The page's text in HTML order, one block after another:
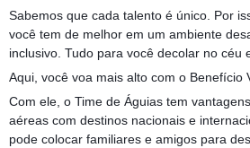
Sabemos que cada talento é único. Por
você tem de melhor em um ambiente
inclusivo. Tudo para você decolar no céu
Aqui, você voa mais alto com o Benefício
Com ele, o Time de Águias tem
aéreas com destinos nacionais e
pode colocar familiares e amigos para